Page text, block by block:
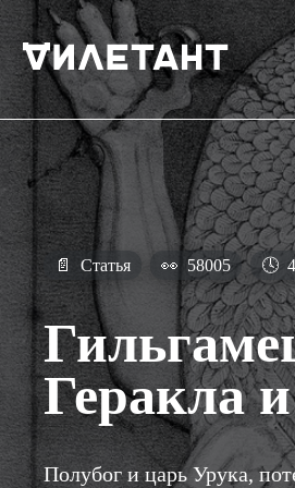
📄 Статья 👀 58005 🕓
Геракла
Полубог и царь Урука,